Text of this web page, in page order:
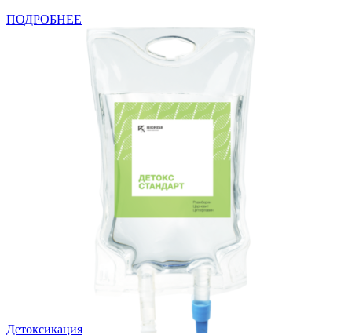
ПОДРОБНЕЕ
Детоксикация